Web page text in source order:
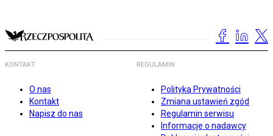
KONTAKT
O nas
Kontakt
Napisz do nas
REGULAMIN
Polityka Prywatności
Zmiana ustawień zgód
Regulamin serwisu
Informacje o nadawcy